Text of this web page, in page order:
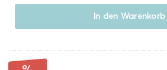
In den Warenkorb